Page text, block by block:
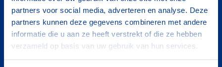
partners voor social media, adverteren en analyse. Deze
partners kunnen deze gegevens combineren met andere
informatie die u aan ze heeft verstrekt of die ze hebben
verzameld op basis van uw gebruik van hun services.
Herbert Wollf
Adviseur International Affairs & Events